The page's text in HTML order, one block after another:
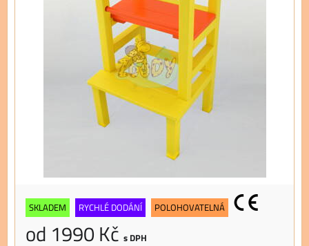
SKLADEM RYCHLÉ DODÁNÍ POLOHOVATELNÁ
od 1990 Kč s DPH